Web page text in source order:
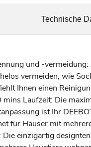
und -
vermeiden, wie
Ihnen einen
Laufzeit: Die
ist Ihr
für Häuser mit
einzigartig
Technische